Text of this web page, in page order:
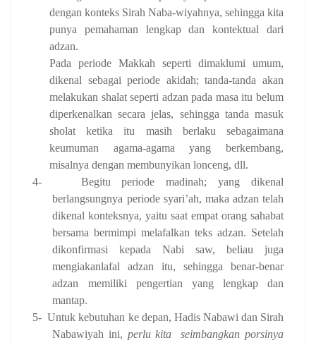
dengan konteks Sirah Naba-wiyahnya, sehingga kita
punya pemahaman lengkap dan kontektual dari
adzan.
Pada periode Makkah seperti dimaklumi umum,
dikenal sebagai periode akidah; tanda-tanda akan
melakukan shalat seperti adzan pada masa itu belum
diperkenalkan secara jelas, sehingga tanda masuk
sholat ketika itu masih berlaku sebagaimana
keumuman agama-agama yang berkembang,
misalnya dengan membunyikan lonceng, dll.
4-
Begitu periode madinah; yang dikenal
berlangsungnya periode syari’ah, maka adzan telah
dikenal konteksnya, yaitu saat empat orang sahabat
bersama bermimpi melafalkan teks adzan. Setelah
dikonfirmasi kepada Nabi saw, beliau juga
mengiakanlafal adzan itu, sehingga benar-benar
adzan memiliki pengertian yang lengkap dan
mantap.
5- Untuk kebutuhan ke depan, Hadis Nabawi dan Sirah
Nabawiyah ini, perlu kita
seimbangkan porsinya